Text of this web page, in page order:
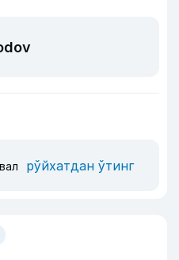
рўйхатдан ўтинг